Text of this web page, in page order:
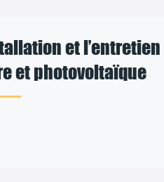
et l’entretien
et photovoltaïque